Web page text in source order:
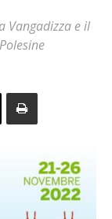
Vangadizza e il